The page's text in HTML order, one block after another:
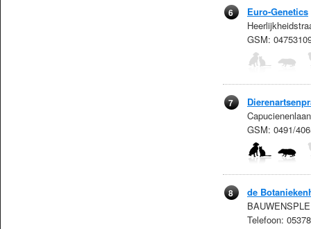
6
Euro-Genetics
GSM:
7
GSM: 0491/
8
de
Telefoon: